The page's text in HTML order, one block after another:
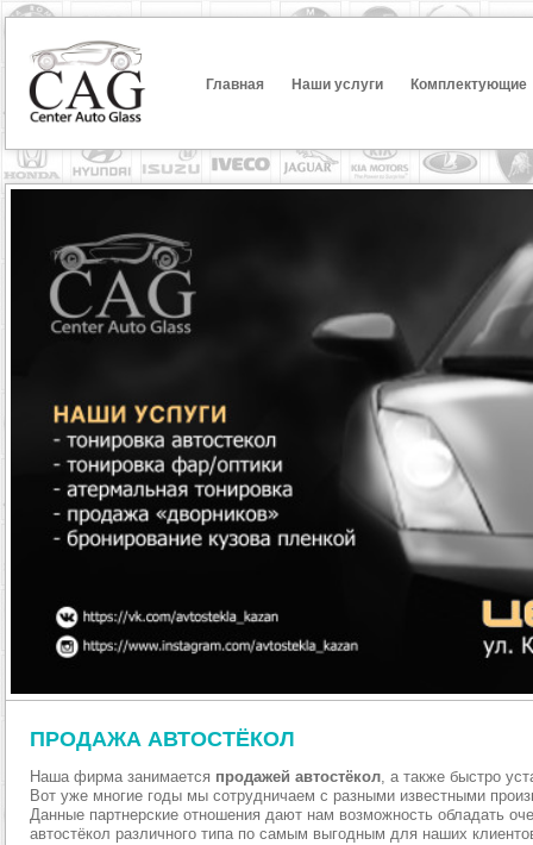
Главная Наши услуги Комплектующие
ПРОДАЖА АВТОСТЁКОЛ
Наша фирма занимается продажей автостёкол, а также быстро
Вот уже многие годы мы сотрудничаем с разными известными
Данные партнерские отношения дают нам возможность обладать
автостёкол различного типа по самым выгодным для наших